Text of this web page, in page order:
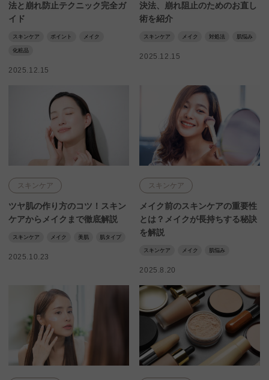
法と崩れ防止テクニック完全ガ
イド
スキンケア ポイント メイク
化粧品
2025.12.15
決法、崩れ阻止のためのお直し
術を紹介
スキンケア メイク 対処法 肌悩み
2025.12.15
スキンケア
ツヤ肌の作り方のコツ！スキン
ケアからメイクまで徹底解説
スキンケア メイク 美肌 肌タイプ
2025.10.23
スキンケア
メイク前のスキンケアの重要性
とは？メイクが長持ちする秘訣
を解説
スキンケア メイク 肌悩み
2025.8.20